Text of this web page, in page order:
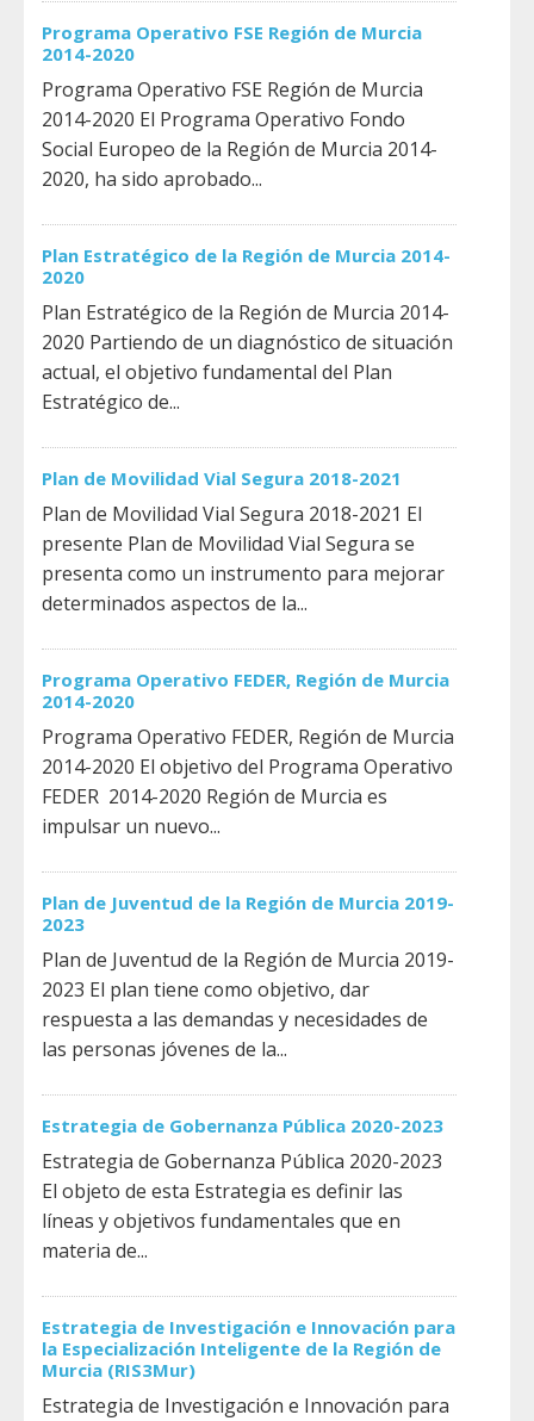
Programa Operativo FSE Región de Murcia
2014-2020
Programa Operativo FSE Región de Murcia
2014-2020 El Programa Operativo Fondo
Social Europeo de la Región de Murcia 2014-
2020, ha sido aprobado...
Plan Estratégico de la Región de Murcia 2014-
2020
Plan Estratégico de la Región de Murcia 2014-
2020 Partiendo de un diagnóstico de situación
actual, el objetivo fundamental del Plan
Estratégico de...
Plan de Movilidad Vial Segura 2018-2021
Plan de Movilidad Vial Segura 2018-2021 El
presente Plan de Movilidad Vial Segura se
presenta como un instrumento para mejorar
determinados aspectos de la...
Programa Operativo FEDER, Región de Murcia
2014-2020
Programa Operativo FEDER, Región de Murcia
2014-2020 El objetivo del Programa Operativo
FEDER 2014-2020 Región de Murcia es
impulsar un nuevo...
Plan de Juventud de la Región de Murcia 2019-
2023
Plan de Juventud de la Región de Murcia 2019-
2023 El plan tiene como objetivo, dar
respuesta a las demandas y necesidades de
las personas jóvenes de la...
Estrategia de Gobernanza Pública 2020-2023
Estrategia de Gobernanza Pública 2020-2023
El objeto de esta Estrategia es definir las
líneas y objetivos fundamentales que en
materia de...
Estrategia de Investigación e Innovación para
la Especialización Inteligente de la Región de
Murcia (RIS3Mur)
Estrategia de Investigación e Innovación para